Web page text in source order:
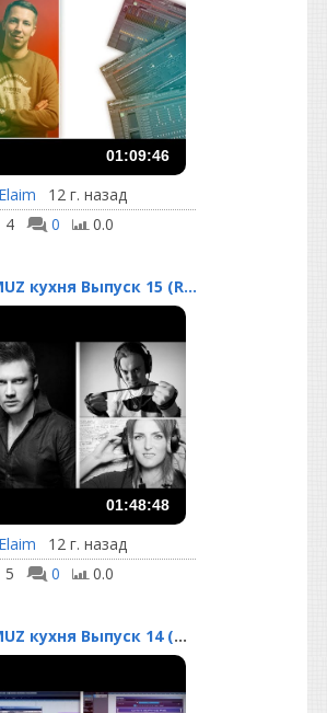
01:09:46
Elaim
12 г. назад
4
0 0.0
кухня Выпуск 15 (R...
01:48:48
Elaim
12 г. назад
5
0 0.0
#MUZ кухня Выпуск 14 (O...